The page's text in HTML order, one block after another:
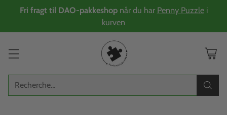
Fri fragt til DAO-pakkeshopnår du har Penny Puzzlei
kurven
Recherche…